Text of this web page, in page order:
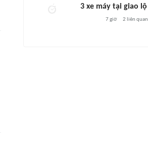
3 xe máy tại giao lộ
7 giờ 2 liên quan